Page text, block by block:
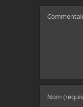
Commentaire